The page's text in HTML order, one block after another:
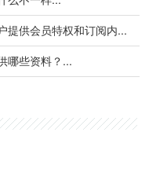
提供会员特权和订阅内...
哪些资料？...